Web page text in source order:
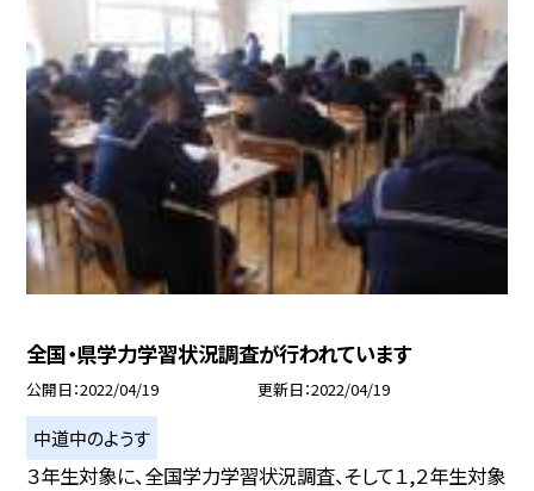
全国・県学力学習状況調査が行われています
公開日 2022/04/19 更新日 2022/04/19
中道中のようす
３年生対象に、全国学力学習状況調査、そして１,２年生対象